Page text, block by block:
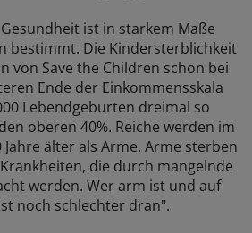
ist in starkem Maße
bestimmt. Die Kindersterblichkeit
von Save the Children schon bei
Ende der Einkommensskala
Lebendgeburten dreimal so
oberen 40%. Reiche werden im
älter als Arme. Arme sterben
die durch mangelnde
werden. Wer arm ist und auf
noch schlechter dran".